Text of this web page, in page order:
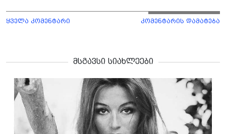
ყველა კომენტარი კომენტარის დამატება
მსგავსი სიახლეები